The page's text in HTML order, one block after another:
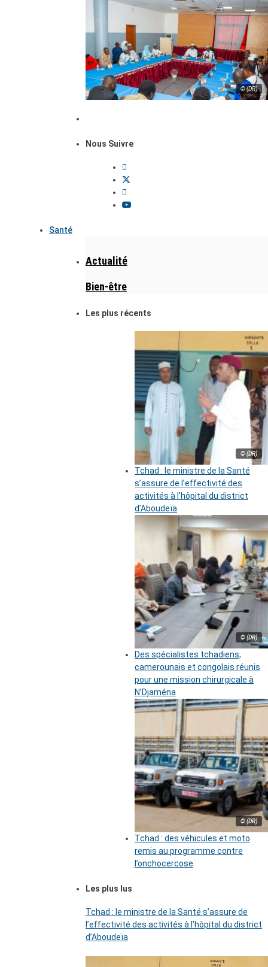
© (DR)
Nous Suivre
Santé
Actualité
Bien-être
Les plus récents
© (DR)
Tchad : le ministre de la Santé
s’assure de l’effectivité des
activités à l’hôpital du district
d’Aboudeïa
© (DR)
Des spécialistes tchadiens,
camerounais et congolais réunis
pour une mission chirurgicale à
N’Djaména
© (DR)
Tchad : des véhicules et moto
remis au programme contre
l’onchocercose
Les plus lus
Tchad : le ministre de la Santé s’assure de
l’effectivité des activités à l’hôpital du district
d’Aboudeïa